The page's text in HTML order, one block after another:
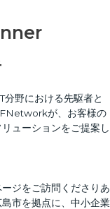
野における先駆者と
が、お客様の
ューションをご提案し
ジをご訪問くださりあ
市を拠点に、中小企業